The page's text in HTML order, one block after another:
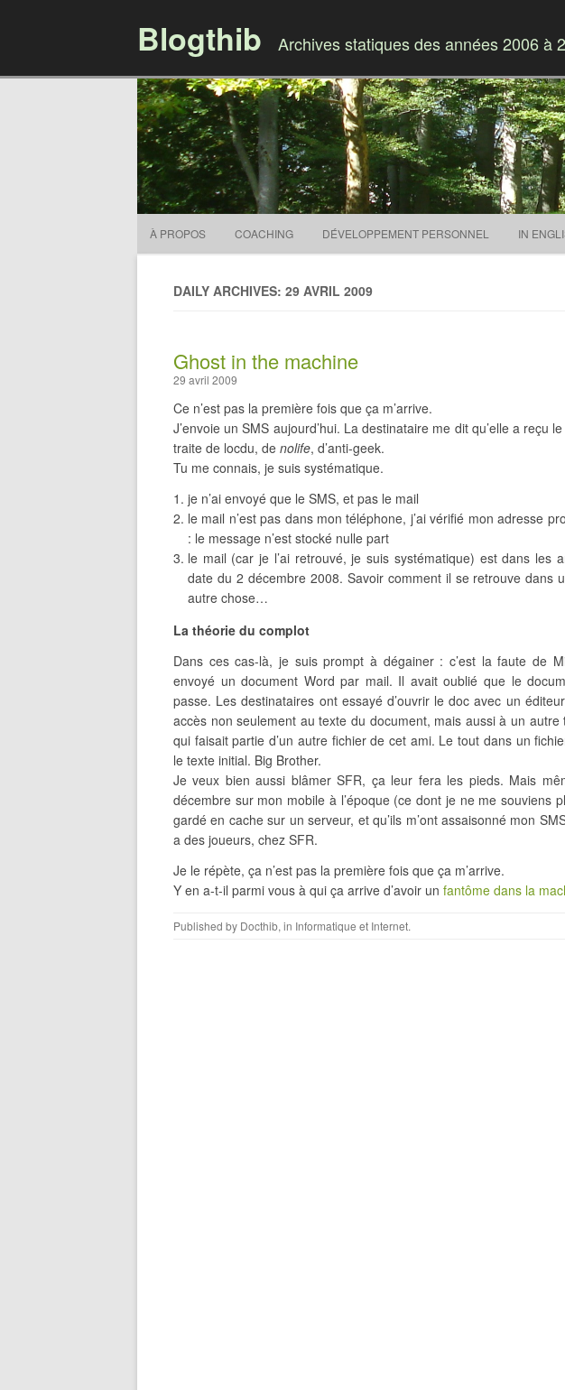
Blogthib Archives statiques des années 2006 à
À PROPOS COACHING DÉVELOPPEMENT PERSONNEL IN
DAILY ARCHIVES: 29 AVRIL 2009
Ghost in the machine
29 avril 2009
Ce n’est pas la première fois que ça m’arrive.
J’envoie un SMS aujourd’hui. La destinataire me dit qu’elle a reçu
traite de locdu, de nolife, d’anti-geek.
Tu me connais, je suis systématique.
je n’ai envoyé que le SMS, et pas le mail
le mail n’est pas dans mon téléphone, j’ai vérifié mon adresse
: le message n’est stocké nulle part
le mail (car je l’ai retrouvé, je suis systématique) est dans les
date du 2 décembre 2008. Savoir comment il se retrouve dans
autre chose…
La théorie du complot
Dans ces cas-là, je suis prompt à dégainer : c’est la faute de
envoyé un document Word par mail. Il avait oublié que le
passe. Les destinataires ont essayé d’ouvrir le doc avec un
accès non seulement au texte du document, mais aussi à un autre
qui faisait partie d’un autre fichier de cet ami. Le tout dans un
le texte initial. Big Brother.
Je veux bien aussi blâmer SFR, ça leur fera les pieds. Mais
décembre sur mon mobile à l’époque (ce dont je ne me souviens
gardé en cache sur un serveur, et qu’ils m’ont assaisonné mon
a des joueurs, chez SFR.
Je le répète, ça n’est pas la première fois que ça m’arrive.
Y en a-t-il parmi vous à qui ça arrive d’avoir un fantôme dans la
Published by Docthib, in Informatique et Internet.